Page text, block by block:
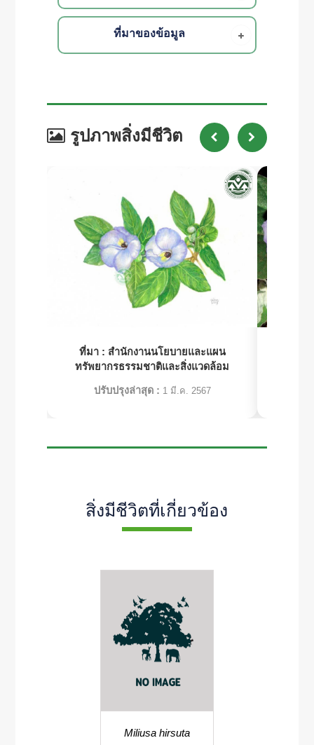
ที่มาของข้อมูล
รูปภาพสิ่งมีชีวิต
ที่มา : สำนักงานนโยบายและแผน
ทรัพยากรธรรมชาติและสิ่งแวดล้อม
ปรับปรุงล่าสุด : 1 มี.ค. 2567
สิ่งมีชีวิตที่เกี่ยวข้อง
Miliusa hirsuta